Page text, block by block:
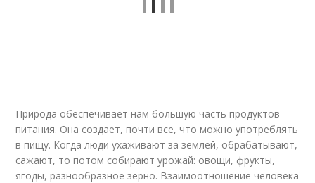
Природа обеспечивает нам большую часть продуктов
питания. Она создает, почти все, что можно употреблять
в пищу. Когда люди ухаживают за землей, обрабатывают,
сажают, то потом собирают урожай: овощи, фрукты,
ягоды, разнообразное зерно. Взаимоотношение человека